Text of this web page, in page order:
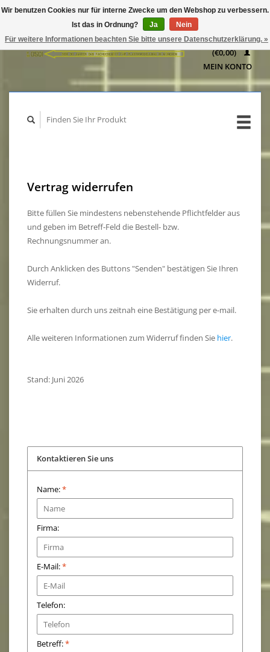
WARENKORB
(€0,00)
MEIN KONTO
Vertrag widerrufen
Bitte füllen Sie mindestens nebenstehende Pflichtfelder aus
und geben im Betreff-Feld die Bestell- bzw.
Rechnungsnummer an.
Durch Anklicken des Buttons "Senden" bestätigen Sie Ihren
Widerruf.
Sie erhalten durch uns zeitnah eine Bestätigung per e-mail.
Alle weiteren Informationen zum Widerruf finden Sie hier.
Stand: Juni 2026
Kontaktieren Sie uns
Name:*
Firma:
E-Mail:*
Telefon:
Betreff:*
Wir benutzen Cookies nur für interne Zwecke um den Webshop zu verbessern.
Ist das in Ordnung?
Ja
Nein
Für weitere Informationen beachten Sie bitte unsere Datenschutzerklärung. »